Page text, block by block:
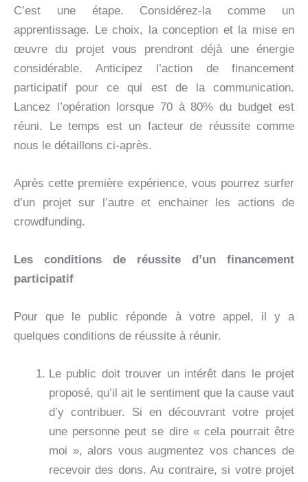
C’est une étape. Considérez-la comme un
apprentissage. Le choix, la conception et la mise en
œuvre du projet vous prendront déjà une énergie
considérable. Anticipez l’action de financement
participatif pour ce qui est de la communication.
Lancez l’opération lorsque 70 à 80% du budget est
réuni. Le temps est un facteur de réussite comme
nous le détaillons ci-après.
Après cette première expérience, vous pourrez surfer
d’un projet sur l’autre et enchainer les actions de
crowdfunding.
Les conditions de réussite d’un financement
participatif
Pour que le public réponde à votre appel, il y a
quelques conditions de réussite à réunir.
Le public doit trouver un intérêt dans le projet
proposé, qu’il ait le sentiment que la cause vaut
d’y contribuer. Si en découvrant votre projet
une personne peut se dire « cela pourrait être
moi », alors vous augmentez vos chances de
recevoir des dons. Au contraire, si votre projet